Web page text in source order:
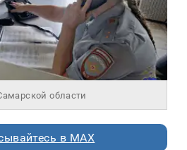
области
в MAX